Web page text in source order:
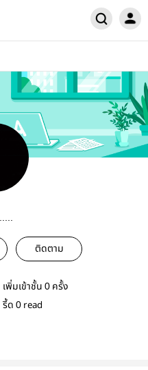
ติดตาม
เพิ่มเข้าชั้น 0 ครั้ง
รี้ด 0 read